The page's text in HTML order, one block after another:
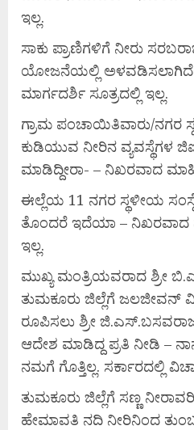
ಇಲ್ಲ.
ಸಾಕು ಪ್ರಾಣಿಗಳಿಗೆ ನೀರು
ಯೋಜನೆಯಲ್ಲಿ
ಮಾರ್ಗದರ್ಶಿ ಸೂತ್ರದಲ್ಲಿ ಇಲ್ಲ.
ಗ್ರಾಮ ಪಂಚಾಯಿತಿವಾರು/ನಗರ
ಕುಡಿಯುವ ನೀರಿನ
ಮಾಡಿದ್ದೀರಾ- – ನಿಖರವಾದ
ಈಲ್ಲೆಯ 11 ನಗರ ಸ್ಥಳೀಯ
ತೊಂದರೆ ಇದೆಯಾ –
ಇಲ್ಲ.
ಮುಖ್ಯ ಮಂತ್ರಿಯವರಾದ ಶ್ರೀ
ತುಮಕೂರು ಜಿಲ್ಲೆಗೆ
ರೂಪಿಸಲು ಶ್ರೀ
ಆದೇಶ ಮಾಡಿದ್ದ ಪ್ರತಿ ನೀಡಿ –
ನಮಗೆ ಗೊತ್ತಿಲ್ಲ. ಸರ್ಕಾರದಲ್ಲಿ
ತುಮಕೂರು ಜಿಲ್ಲೆಗೆ ಸಣ್ಣ
ಹೇಮಾವತಿ ನದಿ ನೀರಿನಿಂದ